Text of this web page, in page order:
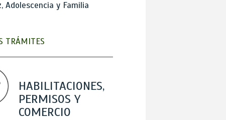
Adolescencia y Familia
TRÁMITES
HABILITACIONES,
PERMISOS Y
COMERCIO